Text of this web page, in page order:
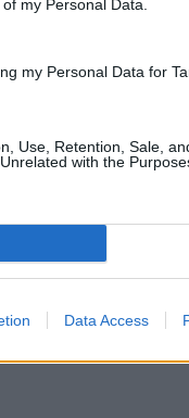
my Personal Data.
my Personal Data for
Use, Retention, Sale,
with the
Data Access
no?
bueno, no es un extra